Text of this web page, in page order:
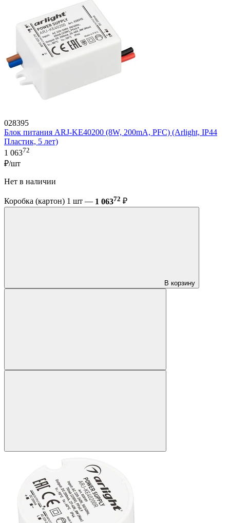
028395
Блок питания ARJ-KE40200 (8W, 200mA, PFC) (Arlight, IP44
Пластик, 5 лет)
1 06372
₽/шт
Нет в наличии
Коробка (картон) 1 шт — 1 06372 ₽
В корзину